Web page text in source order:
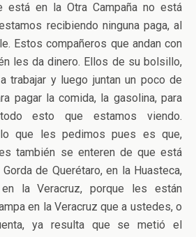
está en la Otra Campaña no está
recibiendo ninguna paga, al
Estos compañeros que andan con
les da dinero. Ellos de su bolsillo,
trabajar y luego juntan un poco de
pagar la comida, la gasolina, para
esto que estamos viendo.
que les pedimos pues es que,
también se enteren de que está
de Querétaro, en la Huasteca,
la Veracruz, porque les están
en la Veracruz que a ustedes, o
ya resulta que se metió el